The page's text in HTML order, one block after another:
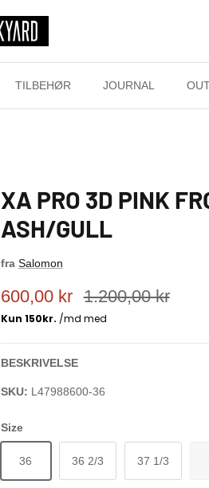
TILBEHØR JOURNAL
XA PRO 3D PINK
ASH/GULL
fra Salomon
600,00 kr 1.200,00 kr
BESKRIVELSE
SKU: L47988600-36
Size
36 36 2/3 37 1/3